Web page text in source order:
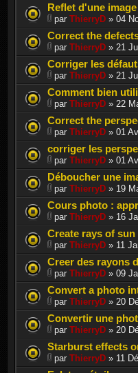
Reflet d'une
par ThierryD » 04
Correct the
par ThierryD » 21
Corriger les
par ThierryD » 21
Comment bien
par ThierryD » 22
Correct the
par ThierryD » 01
corriger les
par ThierryD » 01
Déboucher une
par ThierryD » 19
Cours photo :
par ThierryD » 16
Create rays of
par ThierryD » 11
Creer des rayons
par ThierryD » 09
Convert a photo
par ThierryD » 20
Convertir une
par ThierryD » 20
Starburst effects
par ThierryD » 11